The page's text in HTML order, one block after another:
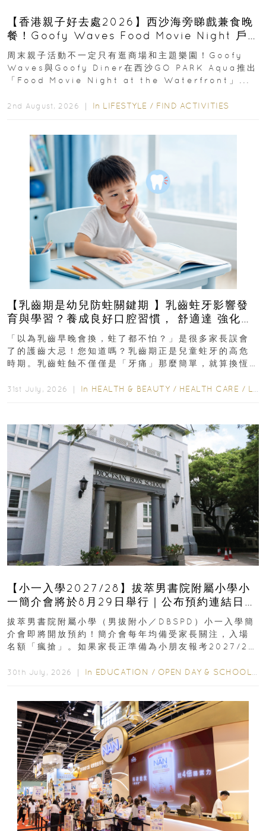
【香港親子好去處2026】西沙海旁睇戲兼食晚
餐！Goofy Waves Food Movie Night 戶
外影院逢週末登場
周末親子活動不一定只有逛商場和主題樂園！Goofy
Waves與Goofy Diner在西沙GO PARK Aqua推出
「Food Movie Night at the Waterfront」...
2nd August, 2026 ｜ In LIFESTYLE / FIND ACTIVITIES
【乳齒期是幼兒防蛀關鍵期 】乳齒蛀牙影響發
育與學習？養成良好口腔習慣， 舒適達 強化琺
瑯質 兒童牙膏防護指南
「以為乳齒早晚會換，蛀了都不怕？」是很多家長誤會
了的護齒大忌！您知道嗎？乳齒期正是兒童蛀牙的高危
時期。乳齒蛀蝕不僅僅是「牙痛」那麼簡單，就算換恆
31st July, 2026 ｜ In HEALTH & BEAUTY / HEALTH CARE / LIFESTYLE
【小一入學2027/28】拔萃男書院附屬小學小
一簡介會將於8月29日舉行｜公布預約連結日期
｜更設有網上重溫
拔萃男書院附屬小學（男拔附小／DBSPD）小一入學簡
介會即將開放預約！簡介會每年均備受家長關注，入場
名額「瘋搶」。如果家長正準備為小朋友報考2027/28
30th July, 2026 ｜ In EDUCATION / OPEN DAY & SCHOOL EVENTS